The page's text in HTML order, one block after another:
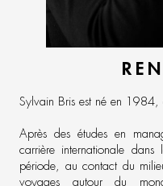
Sylvain Bris est né en 1984,
Après des études en
carrière internationale dans
période, au contact du
voyages autour du